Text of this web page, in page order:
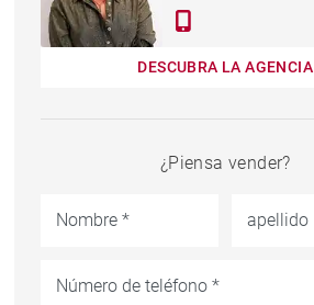
DESCUBRA LA AGENCIA
¿Piensa vender?